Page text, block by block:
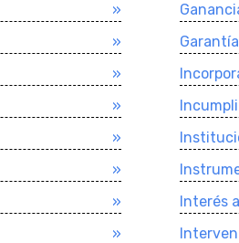
»
»
»
»
»
»
»
»
Interés